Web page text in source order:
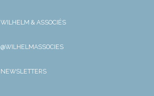
WILHELM & ASSOCIÉS
@WILHELMASSOCIES
NEWSLETTERS